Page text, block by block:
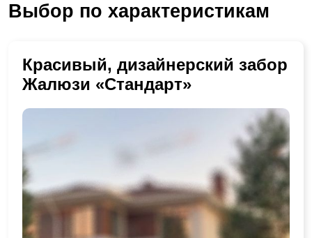
Выбор по характеристикам
Красивый, дизайнерский забор
Жалюзи «Стандарт»